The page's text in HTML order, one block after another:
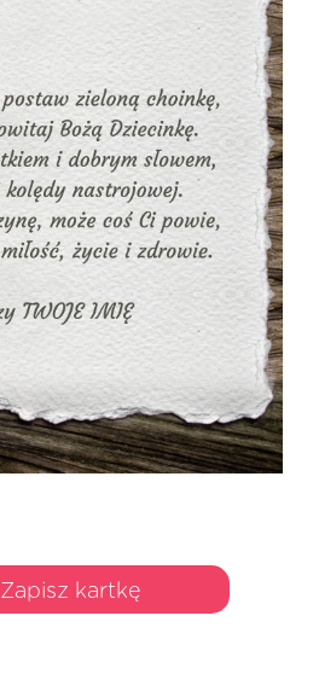
Zapisz kartkę